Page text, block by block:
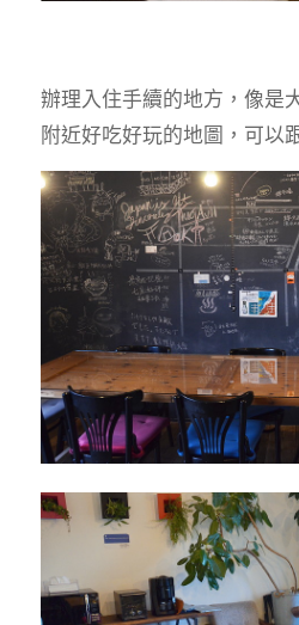
辦理入住手續的地方，像是
附近好吃好玩的地圖，可以